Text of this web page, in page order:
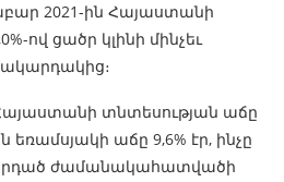
2021-ին Հայաստանի
ով ցածր կլինի մինչեւ
տնտեսության աճը
եռամսյակի աճը 9,6% էր, ինչը
ժամանակահատվածի